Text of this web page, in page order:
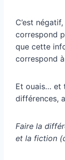
C’est
correspond
que cette
correspond
Et ouais… et
différences,
Faire la
et la fiction